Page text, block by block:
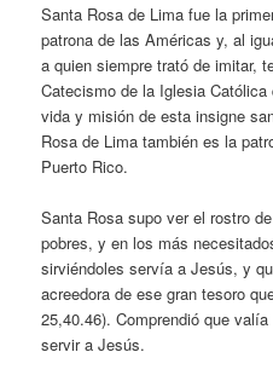
Santa Rosa de Lima fue la
patrona de las Américas y, al
a quien siempre trató de imitar,
Catecismo de la Iglesia
vida y misión de esta insigne
Rosa de Lima también es la
Puerto Rico.
Santa Rosa supo ver el rostro
pobres, y en los más
sirviéndoles servía a Jesús, y
acreedora de ese gran tesoro
25,40.46). Comprendió que
servir a Jesús.